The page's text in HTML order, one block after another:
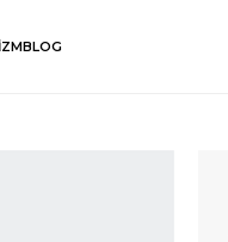
BLOG